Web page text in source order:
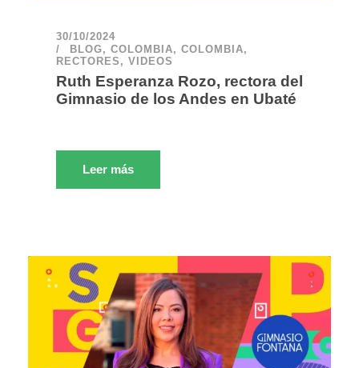
30/10/2024
BLOG, COLOMBIA, COLOMBIA,
RECTORES , VIDEOS
Ruth Esperanza Rozo, rectora del
Gimnasio de los Andes en Ubaté
Leer más